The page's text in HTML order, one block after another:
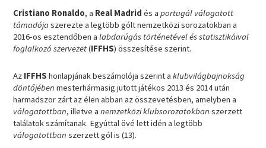
Cristiano Ronaldo, a Real Madrid és aportugál válogatott
támadójaszerezte a legtöbb gólt nemzetközi sorozatokban a
2016-os esztendőben alabdarúgás történetével és statisztikáival
foglalkozó szervezet(IFFHS) összesítése szerint.
Az IFFHS honlapjának beszámolója szerint aklubvilágbajnokság
döntőjében mesterhármasig jutott játékos 2013 és 2014 után
harmadszor zárt az élen abban az összevetésben, amelyben a
válogatottban, illetve anemzetközi klubsorozatokban szerzett
találatok számítanak. Egyúttal övé lett idén a legtöbb
válogatottban szerzett gól is (13).